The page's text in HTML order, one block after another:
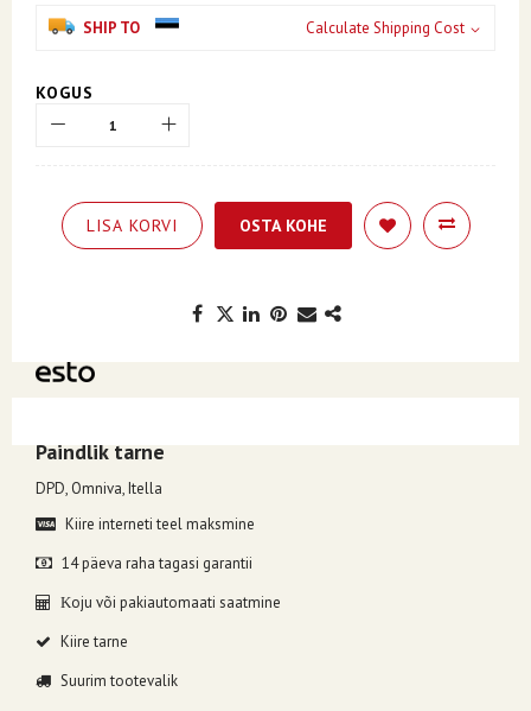
SHIP TO Calculate Shipping Cost
KOGUS
LISA KORVI OSTA KOHE
Paindlik tarne
DPD, Omniva, Itella
Kiire interneti teel maksmine
14 päeva raha tagasi garantii
Koju või pakiautomaati saatmine
Kiire tarne
Suurim tootevalik